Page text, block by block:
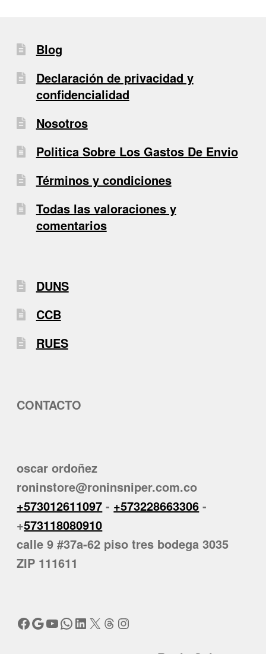
Blog
Declaración de privacidad y
confidencialidad
Nosotros
Politica Sobre Los Gastos De Envio
Términos y condiciones
Todas las valoraciones y
comentarios
DUNS
CCB
RUES
CONTACTO
oscar ordoñez
roninstore@roninsniper.com.co
+573012611097 - +573228663306 -
+573118080910
calle 9 #37a-62 piso tres bodega 3035
ZIP 111611
Facebook
Google
YouTube
WhatsApp
LinkedIn
X Threads
Instagram